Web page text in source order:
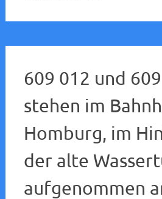
609 012 und
stehen im
Homburg, im
der alte
aufgenommen